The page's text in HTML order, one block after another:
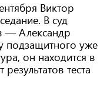
Виктор
В суд
— Александр
подзащитного уже
он находится в
теста